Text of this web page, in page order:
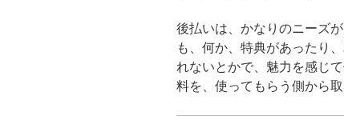
後払いは、かなりのニーズ
も、何か、特典があったり
れないとかで、魅力を感じ
料を、使ってもらう側から